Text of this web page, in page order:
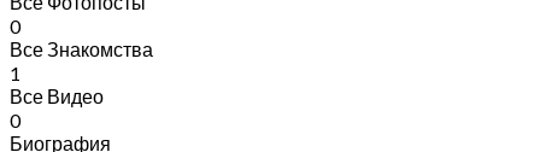
0
Все Знакомства
1
Все Видео
0
Биография